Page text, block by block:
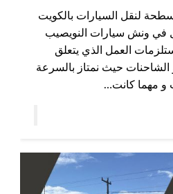
لنقل السيارات بالكويت
ونش سيارات النويصيب
العمل الذي يتعلق
حيث نمتاز بالسرعة
و مهما كانت…